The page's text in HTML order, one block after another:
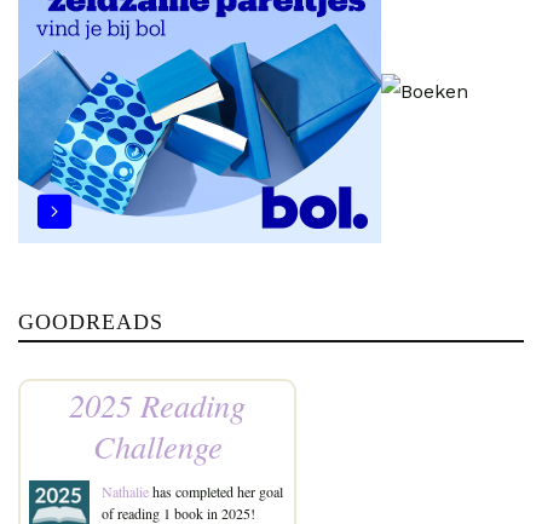
GOODREADS
2025 Reading
Challenge
Nathaliehas completed her goal
of reading 1 book in 2025!